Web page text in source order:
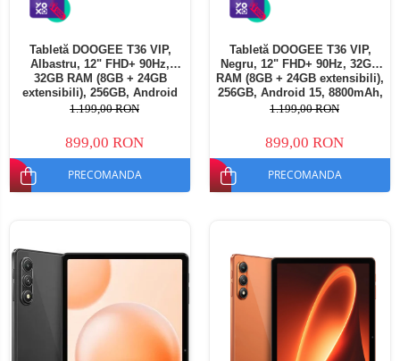
Tabletă DOOGEE T36 VIP,
Albastru, 12" FHD+ 90Hz,
32GB RAM (8GB + 24GB
extensibili), 256GB, Android
15, 8800mAh, Dual SIM
1.199,00 RON
899,00 RON
PRECOMANDA
Tabletă DOOGEE T36 VIP,
Negru, 12" FHD+ 90Hz, 32GB
RAM (8GB + 24GB extensibili),
256GB, Android 15, 8800mAh,
Dual SIM
1.199,00 RON
899,00 RON
PRECOMANDA